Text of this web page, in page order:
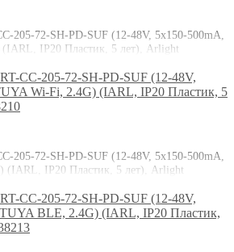
205-72-SH-PD-SUF (12-48V, 5x150-500mA,
IP20 Пластик, 5 лет), Arlight
205-72-SH-PD-SUF (12-48V, 5x150-500mA,
(IARL, IP20 Пластик, 5 лет), Arlight